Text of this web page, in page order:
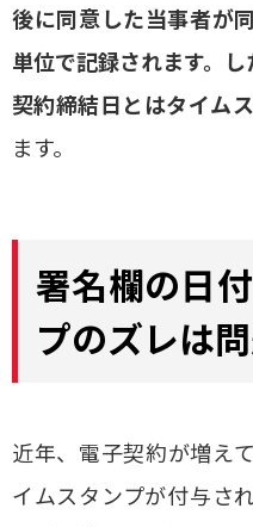
後に同意した当事者が
単位で記録されます。
契約締結日とはタイム
ます。
署名欄の日
プのズレは
近年、電子契約が増え
イムスタンプが付与さ